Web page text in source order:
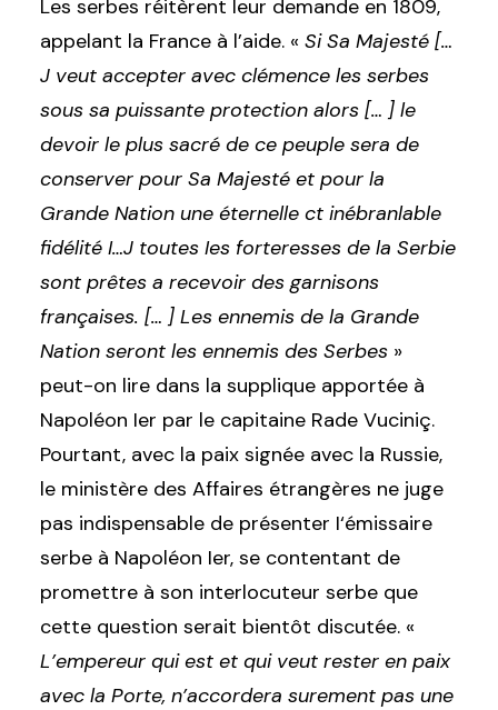
Les serbes réitèrent leur demande en 1809,
appelant la France à l’aide. « Si Sa Majesté […
J veut accepter avec clémence les serbes
sous sa puissante protection alors [… ] le
devoir le plus sacré de ce peuple sera de
conserver pour Sa Majesté et pour la
Grande Nation une éternelle ct inébranlable
fidélité I…J toutes Ies forteresses de la Serbie
sont prêtes a recevoir des garnisons
françaises. [… ] Les ennemis de la Grande
Nation seront les ennemis des Serbes »
peut-on lire dans la supplique apportée à
Napoléon Ier par le capitaine Rade Vuciniç.
Pourtant, avec la paix signée avec la Russie,
le ministère des Affaires étrangères ne juge
pas indispensable de présenter I‘émissaire
serbe à Napoléon Ier, se contentant de
promettre à son interlocuteur serbe que
cette question serait bientôt discutée. «
L’empereur qui est et qui veut rester en paix
avec la Porte, n’accordera surement pas une